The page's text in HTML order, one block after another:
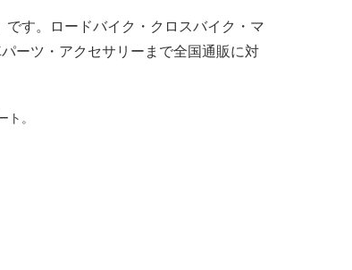
す。ロードバイク・クロスバイク・マ
ーツ・アクセサリーまで全国通販に対
。